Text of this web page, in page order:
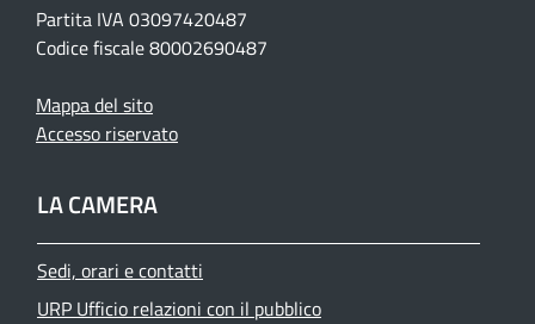
Partita IVA 03097420487
Codice fiscale 80002690487
Mappa del sito
Accesso riservato
LA CAMERA
Sedi, orari e contatti
URP Ufficio relazioni con il pubblico